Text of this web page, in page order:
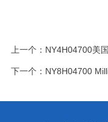
上一个： NY4H04700美
下一个： NY8H04700